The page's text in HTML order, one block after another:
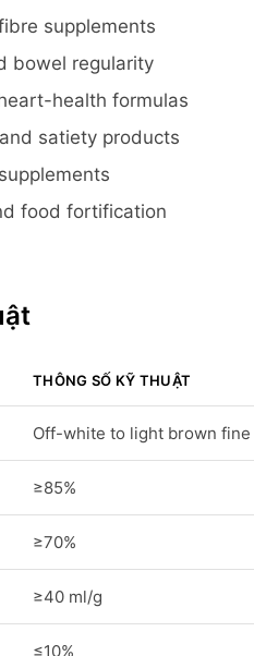
supplements
bowel regularity
health formulas
satiety products
food fortification
THÔNG SỐ KỸ THUẬT
Off-white to light brown
≥85%
≥70%
≥40 ml/g
≤10%